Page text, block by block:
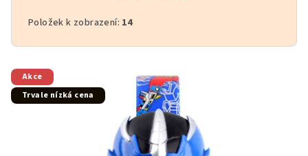
Položek k zobrazení: 14
V
ý
p
Akce
Trvale nízká cena